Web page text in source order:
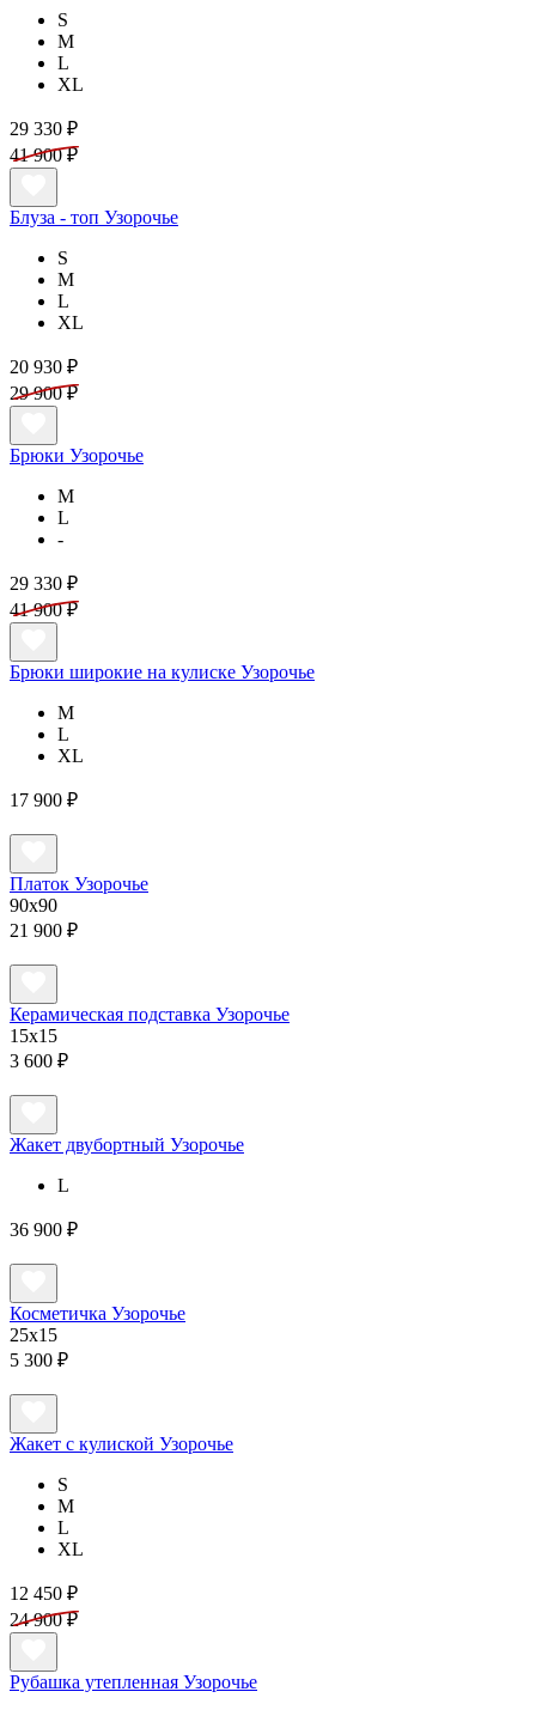
S
M
L
XL
29 330 ₽
41 900 ₽
Блуза - топ Узорочье
S
M
L
XL
20 930 ₽
29 900 ₽
Брюки Узорочье
M
L
-
29 330 ₽
41 900 ₽
Брюки широкие на кулиске Узорочье
M
L
XL
17 900 ₽
Платок Узорочье
90x90
21 900 ₽
Керамическая подставка Узорочье
15х15
3 600 ₽
Жакет двубортный Узорочье
L
36 900 ₽
Косметичка Узорочье
25x15
5 300 ₽
Жакет с кулиской Узорочье
S
M
L
XL
12 450 ₽
24 900 ₽
Рубашка утепленная Узорочье